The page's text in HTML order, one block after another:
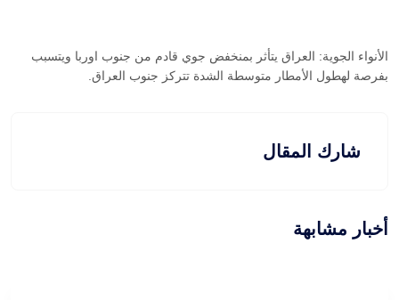
الأنواء الجوية: العراق يتأثر بمنخفض جوي قادم من جنوب اوربا ويتسبب
بفرصة لهطول الأمطار متوسطة الشدة تتركز جنوب العراق.
شارك المقال
أخبار مشابهة